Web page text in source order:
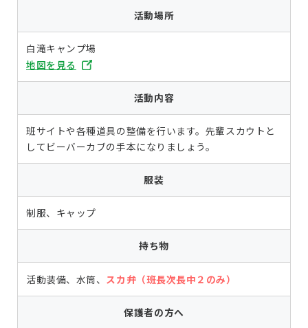
活動場所
白滝キャンプ場
地図を見る
活動内容
班サイトや各種道具の整備を行います。先輩スカウトと
してビーバーカブの手本になりましょう。
服装
制服、キャップ
持ち物
活動装備、水筒、 スカ弁（班長次長中２のみ）
保護者の方へ